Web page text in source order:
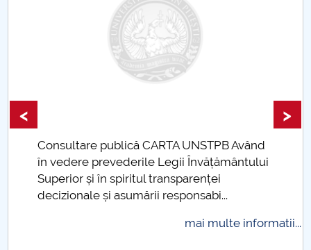
IOSUD/CSUD-Doctorate
Comisie de etica unversitară
Accesibilitate pentru studenții cu dizabilități
Raportul Conducerii Centrului Universitar Pitești
privind implementarea Planului Operațional 2020-
Consultare publică CARTA UNSTPB Având
în vedere prevederile Legii Învățământului
Superior și în spiritul transparenței
decizionale și asumării responsabi...
mai multe informatii...
< >